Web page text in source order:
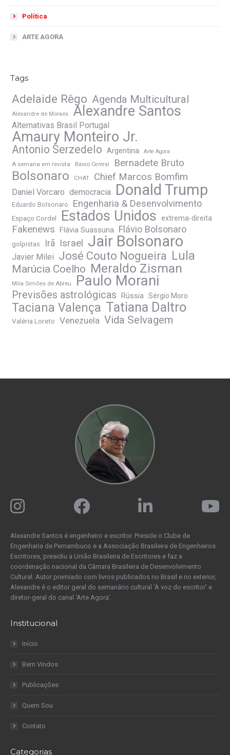
Política
ARTE AGORA
Tags
Adelaide Rêgo Agenda Multicultural
Alexandre de Moraes Alexandre Santos
Alternativas Brasil Portugal
Amaury Monteiro Jr.
Antonio Serzedelo Argentina Arte Agora
A semana em revista Banco Central Bernadete Bruto
Bolsonaro CHAT Chief Marcos Bomfim
Daniel Vorcaro democracia Donald Trump
Eduardo Bolsonaro Engenharia & Desenvolvimento
Espaço Cordel Estados Unidos extrema-direita
Fakenews Flávia Suassuna Flávio Bolsonaro
golpistas Irã Israel Jair Bolsonaro
Javier Milei José Couto Nogueira Lula
Marúcia Coelho Meraldo Zisman
Mila Simões de Abreu Paulo Morani
Previsões astrológicas Rússia Sérgio Moro
Taciana Valença Tatiana Daltro
Valéria Loreto Venezuela Vida Selvagem
Alexandre Santos é engenheiro e escritor. Preside o Clube de
Engenharia de Pernambuco e a Associação Brasileira de Engenheiros
Escritores, presidiu a União Brasileira de Escritores e faz a
coordenação nacional da Câmara Brasileira de Desenvolvimento
Cultural. Autor premiado com livros publicados no Brasil e no exterior,
Alexandre é o editor geral do semanário cultural ‘A voz do escritor’ e
diretor-geral do canal ‘Arte Agora’.
Institucional
Início
Bem Vindos
Publicações
Quem Sou
Contato
Categorias